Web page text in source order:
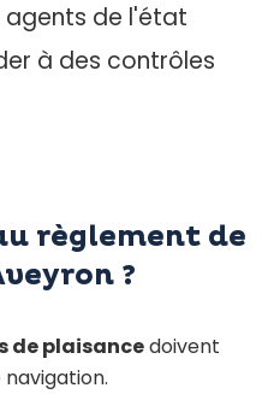
agents de l'état
à des contrôles
règlement de
?
de plaisancedoivent